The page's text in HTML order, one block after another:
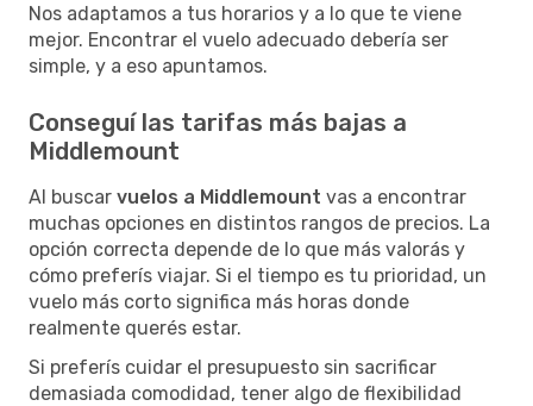
Nos adaptamos a tus horarios y a lo que te viene
mejor. Encontrar el vuelo adecuado debería ser
simple, y a eso apuntamos.
Conseguí las tarifas más bajas a
Middlemount
Al buscar vuelos a Middlemount vas a encontrar
muchas opciones en distintos rangos de precios. La
opción correcta depende de lo que más valorás y
cómo preferís viajar. Si el tiempo es tu prioridad, un
vuelo más corto significa más horas donde
realmente querés estar.
Si preferís cuidar el presupuesto sin sacrificar
demasiada comodidad, tener algo de flexibilidad